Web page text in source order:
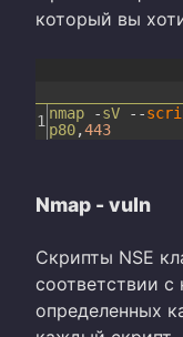
который вы
1 nmap -sV --
p80,443
Nmap - vuln
Скрипты NSE
соответствии с
определенных